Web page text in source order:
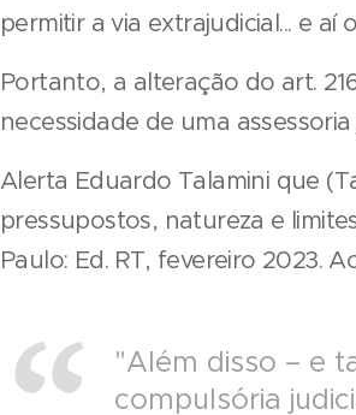
permitir a via extrajudicial... e aí
Portanto, a alteração do art.
necessidade de uma
Alerta Eduardo Talamini que
pressupostos, natureza e
Paulo: Ed. RT, fevereiro 2023.
"Além disso – e
compulsória